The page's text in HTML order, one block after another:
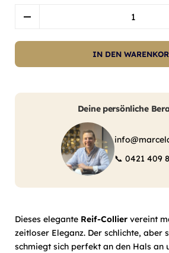
IN DEN
Deine persönliche
📞 0421 409
Dieses elegante Reif-Collier vereint
zeitloser Eleganz. Der schlichte, aber
schmiegt sich perfekt an den Hals an